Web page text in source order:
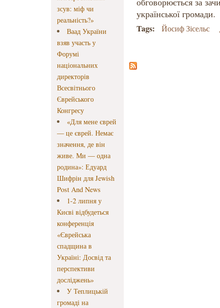
зсув: міф чи
реальність?»
Ваад України
взяв участь у
Форумі
національних
директорів
Всесвітнього
Єврейського
Конгресу
«Для мене єврей
— це єврей. Немає
значення, де він
живе. Ми — одна
родина»: Едуард
Шифрін для Jewish
Post And News
1-2 липня у
Києві відбудеться
конференція
«Єврейська
спадщина в
Україні: Досвід та
перспективи
досліджень»
У Теплицькій
громаді на
української громади.
Tags: Йосиф Зісельс